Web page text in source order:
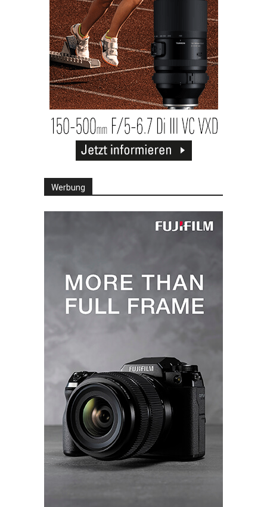
Werbung